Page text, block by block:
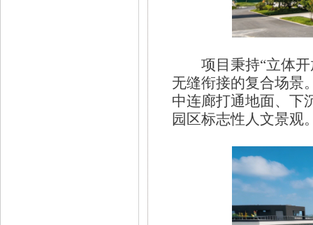
项目秉持“立体
无缝衔接的复合场景
中连廊打通地面、下
园区标志性人文景观